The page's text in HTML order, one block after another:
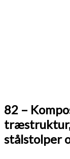
82 –
træstruktur,
stålstolper